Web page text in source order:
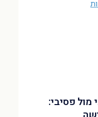
מול פסיבי: